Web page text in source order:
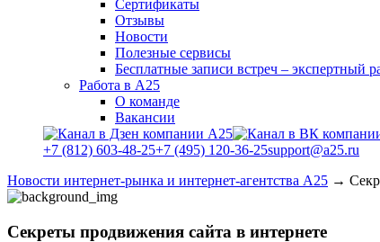
Сертификаты
Отзывы
Новости
Полезные сервисы
Бесплатные записи встреч – экспертный
Работа в А25
О команде
Вакансии
+7 (812) 603-48-25+7 (495) 120-36-25support@a25.ru
Новости интернет-рынка и интернет-агентства А25 →
Секреты продвижения сайта в интернете